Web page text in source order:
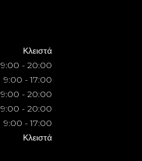
Κλειστά
9:00 - 20:00
9:00 - 17:00
9:00 - 20:00
9:00 - 20:00
9:00 - 17:00
Κλειστά